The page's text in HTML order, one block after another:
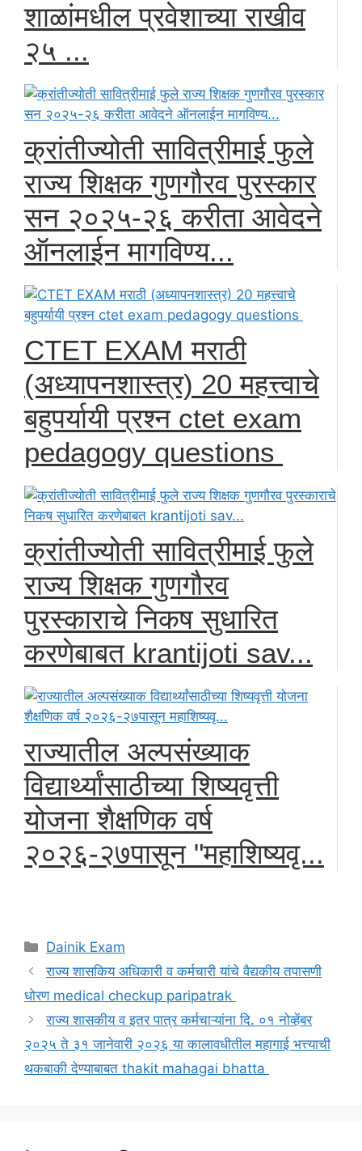
शाळांमधील प्रवेशाच्या राखीव
२५ ...
क्रांतीज्योती सावित्रीमाई फुले
राज्य शिक्षक गुणगौरव पुरस्कार
सन २०२५-२६ करीता आवेदने
ऑनलाईन मागविण्य...
CTET EXAM मराठी
(अध्यापनशास्त्र) 20 महत्त्वाचे
बहुपर्यायी प्रश्न ctet exam
pedagogy questions
क्रांतीज्योती सावित्रीमाई फुले
राज्य शिक्षक गुणगौरव
पुरस्काराचे निकष सुधारित
करणेबाबत krantijoti sav...
राज्यातील अल्पसंख्याक
विद्यार्थ्यांसाठीच्या शिष्यवृत्ती
योजना शैक्षणिक वर्ष
२०२६-२७पासून "महाशिष्यवृ...
Categories
Dainik Exam
राज्य शासकिय अधिकारी व कर्मचारी यांचे वैद्यकीय तपासणी
धोरण medical checkup paripatrak
राज्य शासकीय व इतर पात्र कर्मचाऱ्यांना दि. ०१ नोव्हेंबर
२०२५ ते ३१ जानेवारी २०२६ या कालावधीतील महागाई भत्त्याची
थकबाकी देण्याबाबत thakit mahagai bhatta